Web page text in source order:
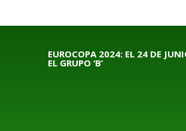
EUROCOPA 2024: EL 24 DE
EL GRUPO ‘B’